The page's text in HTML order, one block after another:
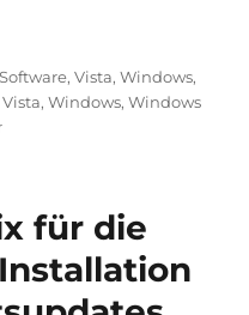
Software,Vista,Windows,
Vista,Windows,Windows
zu
Upgrade
GB
an
für die